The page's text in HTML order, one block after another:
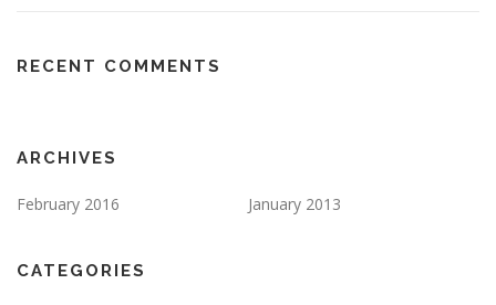
RECENT COMMENTS
ARCHIVES
February 2016 January 2013
CATEGORIES